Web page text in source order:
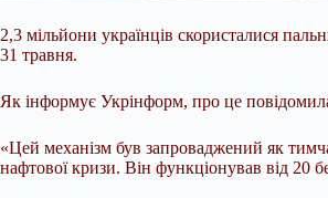
2,3 мільйони українців скористалися
31 травня.
Як інформує Укрінформ, про це
«Цей механізм був запроваджений як
нафтової кризи. Він функціонував від 20